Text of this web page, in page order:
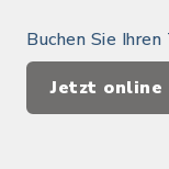
Buchen Sie
Jetzt online